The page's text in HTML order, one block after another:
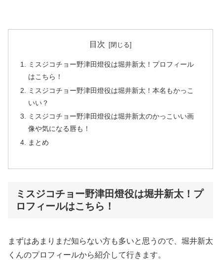
目次
ミスジコチョー野津田燈役は堀井新太！プロフィール
はこちら！
ミスジコチョー野津田燈役は堀井新太！本名もかっこ
いい？
ミスジコチョー野津田燈役は堀井新太のかっこいい画
像や気になる唇も！
まとめ
ミスジコチョー野津田燈役は堀井新太！プ
ロフィールはこちら！
まずはあまりまだ知らない方も多いと思うので、堀井新太
くんのプロフィールから紹介して行きます。